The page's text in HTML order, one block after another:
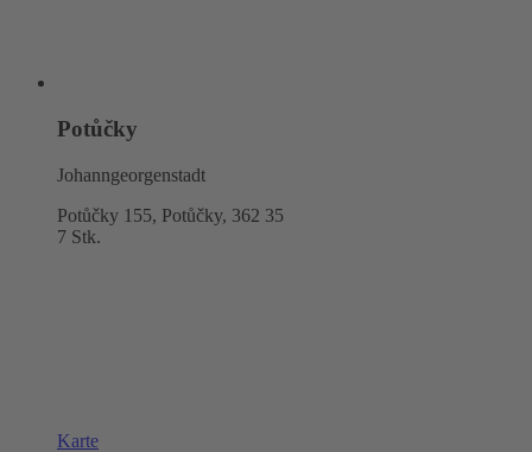
Potůčky
Johanngeorgenstadt
Potůčky 155, Potůčky, 362 35
7 Stk.
Karte